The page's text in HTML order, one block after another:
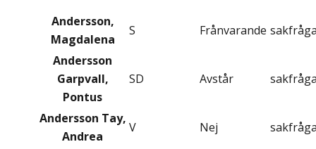
Andersson,
Magdalena
S Frånvarande
Andersson
Garpvall,
Pontus
SD Avstår
Andersson Tay,
Andrea
V Nej